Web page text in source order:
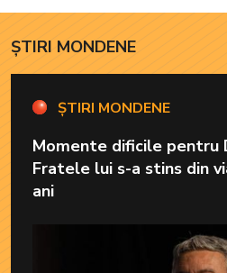
ȘTIRI MONDENE
ȘTIRI MONDENE
Momente dificile pentru
Fratele lui s-a stins din
ani